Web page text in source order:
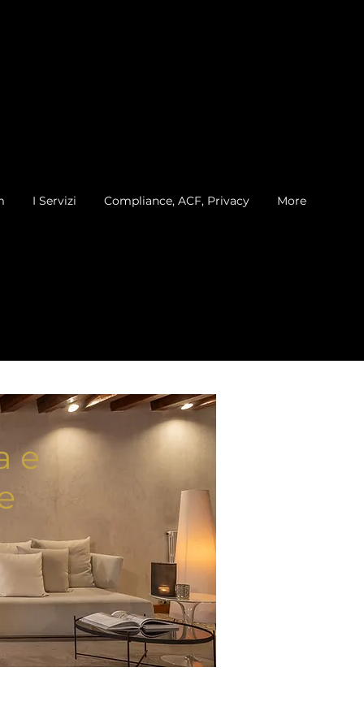
I Servizi Compliance, ACF, Privacy More
e